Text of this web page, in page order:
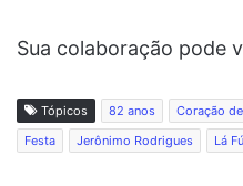
Sua colaboração pode
Tópicos 82 anos Coração
Festa
Jerônimo Rodrigues Lá